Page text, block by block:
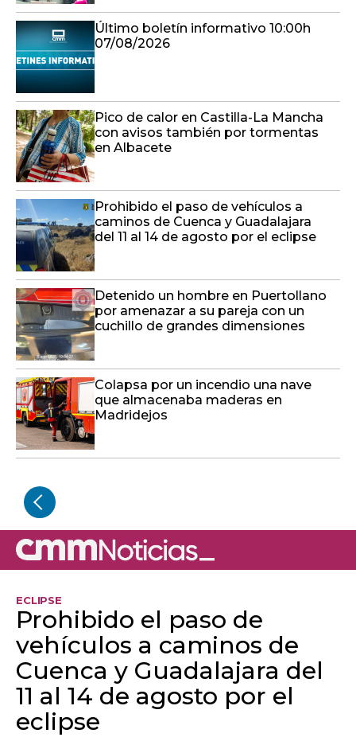
Pico de calor en Castilla-La Mancha
con avisos también por tormentas
Prohibido el paso de vehículos a
caminos de Cuenca y Guadalajara
Detenido un hombre en Puertollano
por amenazar a su pareja con un
cuchillo de grandes dimensiones
Colapsa por un incendio una nave
que almacenaba maderas en
Madridejos
ECLIPSE
Prohibido el paso de
vehículos a caminos de
Cuenca y Guadalajara del
11 al 14 de agosto por el
eclipse
Medidas excepcionales para prevenir
incendios forestales en espacios naturales
ante la gran concentración de visitantes que
se prevé por el eclipse